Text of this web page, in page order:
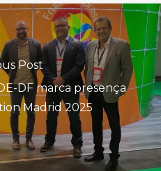
Post
DF marca presença
Madrid 2025